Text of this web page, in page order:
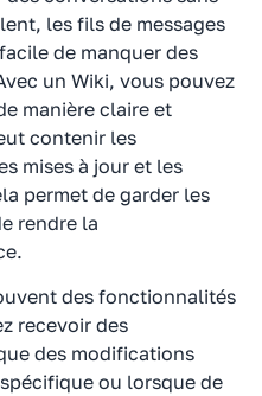
les fils de messages
de manquer des
un Wiki, vous pouvez
manière claire et
contenir les
mises à jour et les
permet de garder les
rendre la
des fonctionnalités
recevoir des
des modifications
ou lorsque de